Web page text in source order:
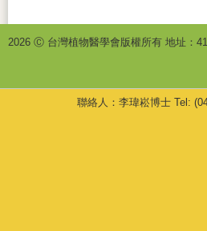
2026 Ⓒ 台灣植物醫學會版權所有 地址：
聯絡人：李瑋崧博士 Tel: